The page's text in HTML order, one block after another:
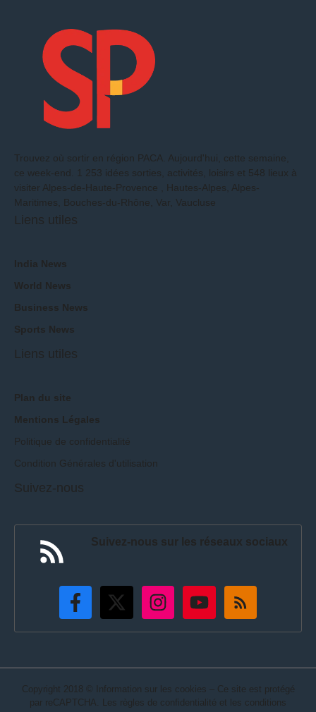
Trouvez où sortir en région PACA. Aujourd'hui, cette semaine,
ce week-end. 1 253 idées sorties, activités, loisirs et 548 lieux à
visiter Alpes-de-Haute-Provence , Hautes-Alpes, Alpes-
Maritimes, Bouches-du-Rhône, Var, Vaucluse
Liens utiles
India News
World News
Business News
Sports News
Liens utiles
Plan du site
Mentions Légales
Politique de confidentialité
Condition Générales d'utilisation
Suivez-nous
Suivez-nous sur les réseaux sociaux
Copyright 2018 © Information sur les cookies – Ce site est protégé
par reCAPTCHA. Les règles de confidentialité et les conditions